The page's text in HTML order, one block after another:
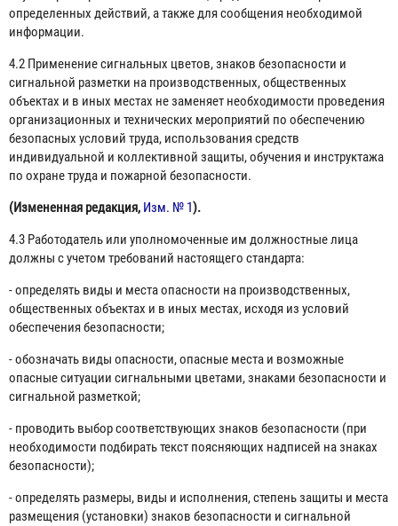
определенных действий, а также для сообщения необходимой
информации.
4.2 Применение сигнальных цветов, знаков безопасности и
сигнальной разметки на производственных, общественных
объектах и в иных местах не заменяет необходимости проведения
организационных и технических мероприятий по обеспечению
безопасных условий труда, использования средств
индивидуальной и коллективной защиты, обучения и инструктажа
по охране труда и пожарной безопасности.
(Измененная редакция, Изм. № 1).
4.3 Работодатель или уполномоченные им должностные лица
должны с учетом требований настоящего стандарта:
- определять виды и места опасности на производственных,
общественных объектах и в иных местах, исходя из условий
обеспечения безопасности;
- обозначать виды опасности, опасные места и возможные
опасные ситуации сигнальными цветами, знаками безопасности и
сигнальной разметкой;
- проводить выбор соответствующих знаков безопасности (при
необходимости подбирать текст поясняющих надписей на знаках
безопасности);
- определять размеры, виды и исполнения, степень защиты и места
размещения (установки) знаков безопасности и сигнальной